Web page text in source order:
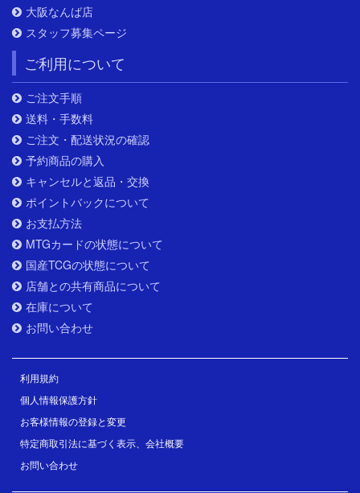
大阪なんば店
スタッフ募集ページ
ご利用について
ご注文手順
送料・手数料
ご注文・配送状況の確認
予約商品の購入
キャンセルと返品・交換
ポイントバックについて
お支払方法
MTGカードの状態について
国産TCGの状態について
店舗との共有商品について
在庫について
お問い合わせ
利用規約
個人情報保護方針
お客様情報の登録と変更
特定商取引法に基づく表示、会社概要
お問い合わせ